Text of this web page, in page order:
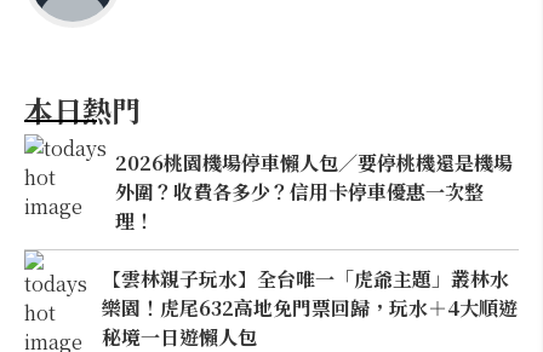
本日熱門
2026桃園機場停車懶人包／要停桃機還是機場
外圍？收費各多少？信用卡停車優惠一次整
理！
【雲林親子玩水】全台唯一「虎爺主題」叢林水
樂園！虎尾632高地免門票回歸，玩水＋4大順遊
秘境一日遊懶人包